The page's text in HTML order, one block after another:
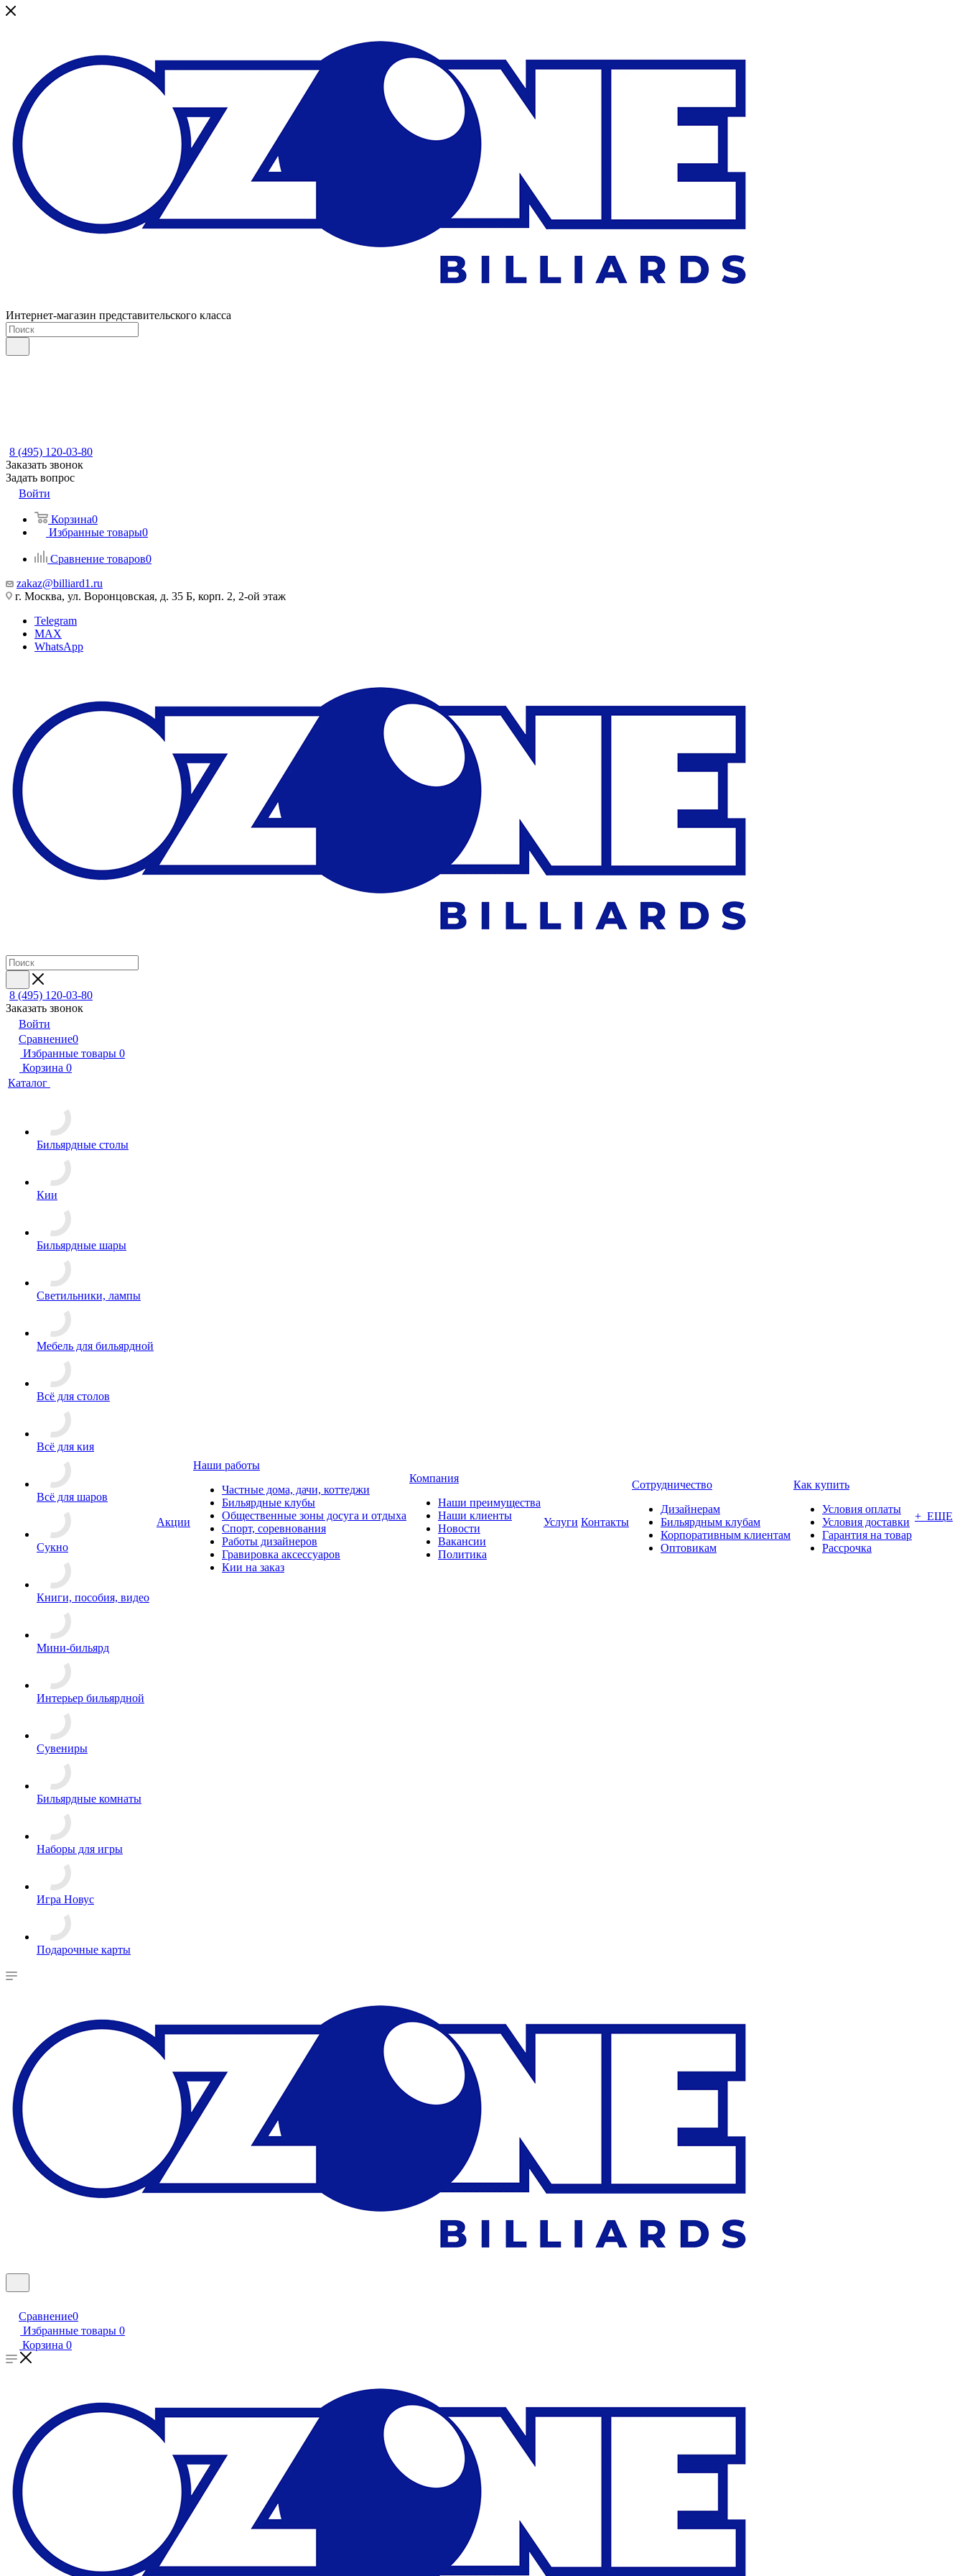
Интернет-магазин представительского класса
8 (495) 120-03-80
Заказать звонок
Задать вопрос
Войти
Корзина0
Избранные товары0
Сравнение товаров0
zakaz@billiard1.ru
г. Москва, ул. Воронцовская, д. 35 Б, корп. 2, 2-ой этаж
Telegram
MAX
WhatsApp
8 (495) 120-03-80
Заказать звонок
Войти
Сравнение0
Избранные товары 0
Корзина 0
Каталог
Бильярдные столы
Кии
Бильярдные шары
Светильники, лампы
Мебель для бильярдной
Всё для столов
Всё для кия
Всё для шаров
Сукно
Книги, пособия, видео
Мини-бильярд
Интерьер бильярдной
Сувениры
Бильярдные комнаты
Наборы для игры
Игра Новус
Подарочные карты
Акции
Наши работы
Частные дома, дачи, коттеджи
Бильярдные клубы
Общественные зоны досуга и отдыха
Спорт, соревнования
Работы дизайнеров
Гравировка аксессуаров
Кии на заказ
Компания
Наши преимущества
Наши клиенты
Новости
Вакансии
Политика
Услуги Контакты
Сотрудничество
Дизайнерам
Бильярдным клубам
Корпоративным клиентам
Оптовикам
Как купить
Условия оплаты
Условия доставки
Гарантия на товар
Рассрочка
+ ЕЩЕ
Сравнение0
Избранные товары 0
Корзина 0